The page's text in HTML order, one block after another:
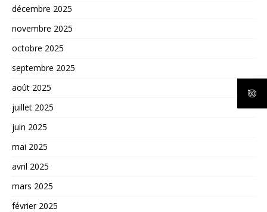
décembre 2025
novembre 2025
octobre 2025
septembre 2025
août 2025
juillet 2025
juin 2025
mai 2025
avril 2025
mars 2025
février 2025